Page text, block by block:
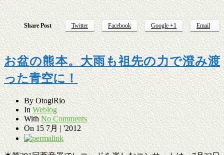
Share Post Twitter Facebook Google +1 Email
お盆の熊本。大雨も祖先の力で澄み渡
った青空に！
ByOtogiRio
In Weblog
With No Comments
On15 7月 | '2012